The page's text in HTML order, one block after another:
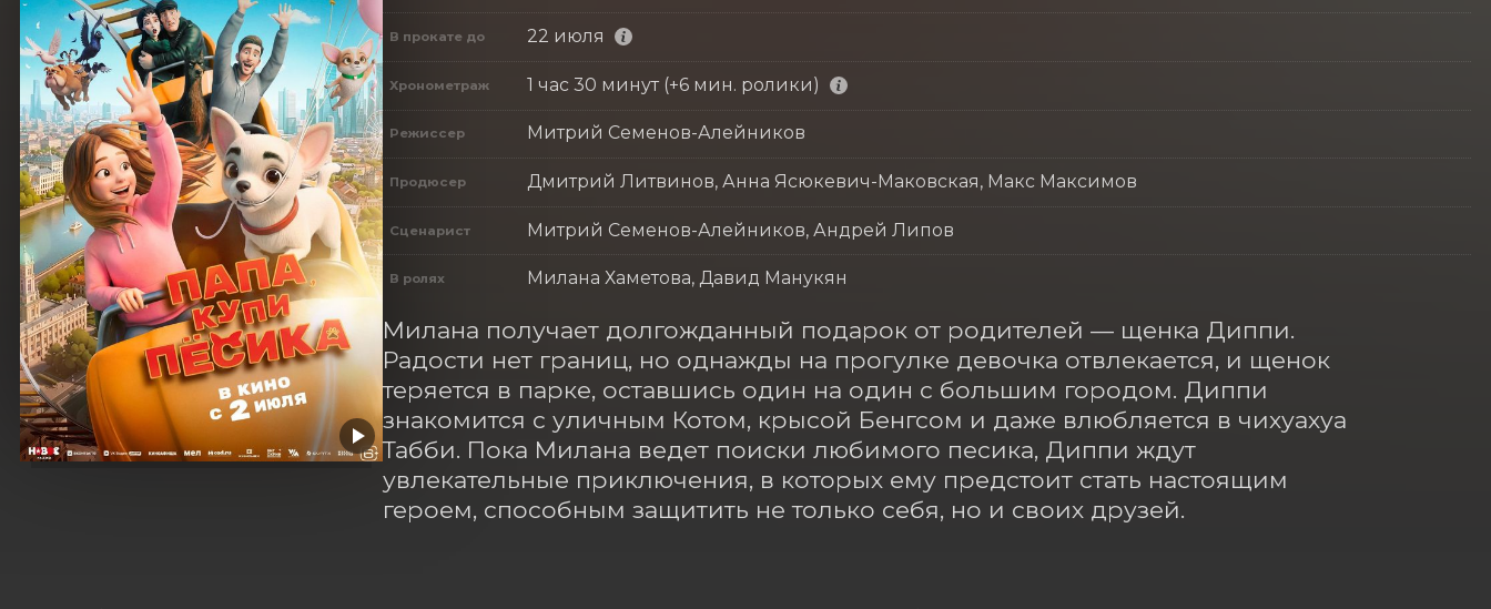
В прокате до 22 июля
Хронометраж 1 час 30 минут (+6 мин. ролики)
Режиссер Митрий Семенов-Алейников
Продюсер Дмитрий Литвинов, Анна Ясюкевич-Маковская, Макс Максимов
Сценарист Митрий Семенов-Алейников, Андрей Липов
В ролях Милана Хаметова, Давид Манукян
Милана получает долгожданный подарок от родителей — щенка Диппи.
Радости нет границ, но однажды на прогулке девочка отвлекается, и щенок
теряется в парке, оставшись один на один с большим городом. Диппи
знакомится с уличным Котом, крысой Бенгсом и даже влюбляется в чихуахуа
Табби. Пока Милана ведет поиски любимого песика, Диппи ждут
увлекательные приключения, в которых ему предстоит стать настоящим
героем, способным защитить не только себя, но и своих друзей.